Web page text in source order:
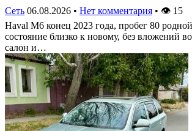
Сеть 06.08.2026 • Нет комментария • 👁 15
Haval M6 конец 2023 года, пробег 80
состояние близко к новому, без вложений
салон и…